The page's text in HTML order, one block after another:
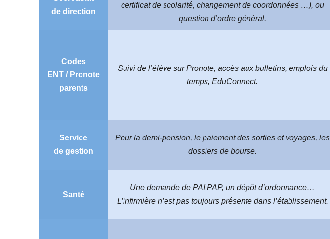
de direction
certificat de scolarité, changement de coordonnées …), ou
question d’ordre général.
Codes
ENT / Pronote
parents
Suivi de l’élève sur Pronote, accès aux bulletins, emplois du
temps, EduConnect.
Service
de gestion
Pour la demi-pension, le paiement des sorties et voyages, les
dossiers de bourse.
Santé
Une demande de PAI,PAP, un dépôt d’ordonnance…
L’infirmière n’est pas toujours présente dans l’établissement.